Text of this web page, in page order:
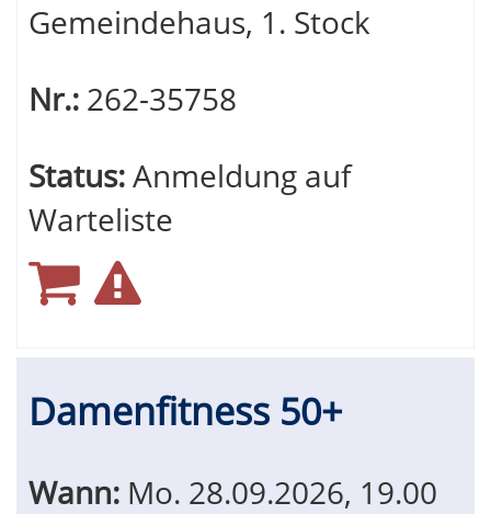
Gemeindehaus, 1. Stock
Nr.: 262-35758
Status:Anmeldung auf
Warteliste
Damenfitness 50+
Wann: Mo. 28.09.2026, 19.00